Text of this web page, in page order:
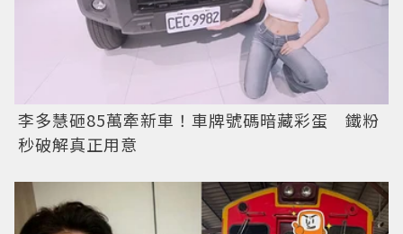
李多慧砸85萬牽新車！車牌號碼暗藏彩蛋 鐵粉
秒破解真正用意